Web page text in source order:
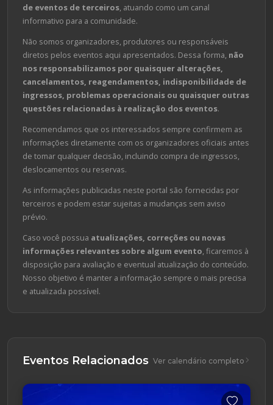
de eventos de terceiros, atuando como um canal
informativo para a comunidade.
Não somos organizadores, produtores ou responsáveis
diretos pelos eventos aqui apresentados. Dessa forma, não
nos responsabilizamos por quaisquer alterações,
cancelamentos, reagendamentos, indisponibilidade de
ingressos, problemas operacionais ou quaisquer outras
questões relacionadas à realização dos eventos.
Recomendamos que os interessados sempre confirmem as
informações diretamente com os organizadores oficiais antes
de tomar qualquer decisão, incluindo compra de ingressos,
deslocamentos ou reservas.
As informações publicadas neste portal são fornecidas por
terceiros e podem estar sujeitas a mudanças sem aviso
prévio.
Caso você possua atualizações, correções ou novas
informações relevantes sobre algum evento, ficaremos à
disposição para avaliação e eventual atualização do conteúdo.
Nosso objetivo é manter a informação sempre o mais precisa
e atualizada possível.
Eventos Relacionados Ver calendário completo